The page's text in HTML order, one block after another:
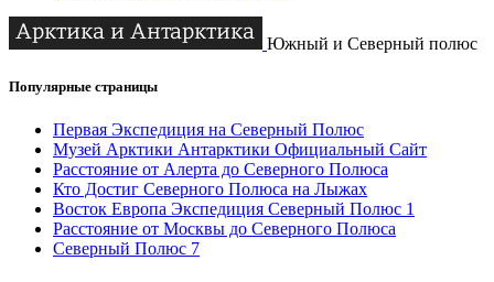
Южный и Северный полюс
Популярные страницы
Первая Экспедиция на Северный Полюс
Музей Арктики Антарктики Официальный Сайт
Расстояние от Алерта до Северного Полюса
Кто Достиг Северного Полюса на Лыжах
Восток Европа Экспедиция Северный Полюс 1
Расстояние от Москвы до Северного Полюса
Северный Полюс 7